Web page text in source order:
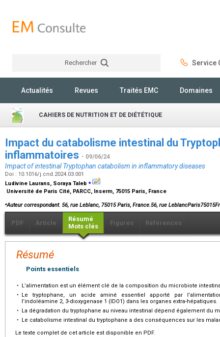
Rechercher Service
Actualités Revues Traités EMC Domaines
CAHIERS DE NUTRITION ET DE DIÉTÉTIQUE
Impact du catabolisme intestinal du
inflammatoires - 09/06/24
Impact of intestinal Tryptophan catabolism in inflammatory diseases
Doi : 10.1016/j.cnd.2024.03.001
Ludivine Laurans, Soraya Taleb ⁎
Université de Paris Cité, PARCC, Inserm, 75015 Paris, France
⁎Auteur correspondant. 56, rue Leblanc, 75015 Paris, France.56, rue
PDF Article
Résumé
Mots clés
Figures Références
Résumé
Points essentiels
•
L’alimentation est un élément clé de la composition du microbiote
•
Le tryptophane, un acide aminé essentiel apporté par
l’indoléamine 2, 3-dioxygenase 1 (IDO1) dans les organes extra-hépatiques.
•
La dégradation du tryptophane au niveau intestinal dépend également du
•
Le catabolisme intestinal du tryptophane a des conséquences sur les
Le texte complet de cet article est disponible en PDF.